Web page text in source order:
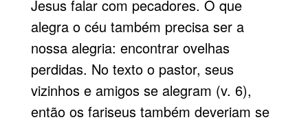
Jesus falar com pecadores. O que
alegra o céu também precisa ser a
nossa alegria: encontrar ovelhas
perdidas. No texto o pastor, seus
vizinhos e amigos se alegram (v. 6),
então os fariseus também deveriam se